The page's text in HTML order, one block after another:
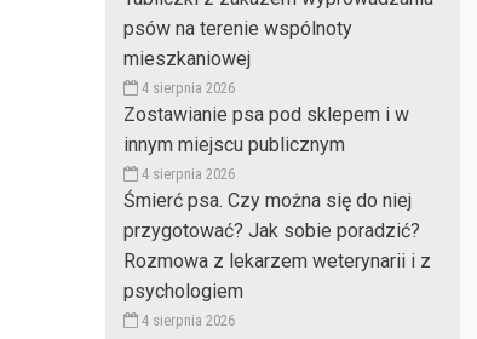
psów na terenie wspólnoty
mieszkaniowej
4 sierpnia 2026
Zostawianie psa pod sklepem i w
innym miejscu publicznym
4 sierpnia 2026
Śmierć psa. Czy można się do niej
przygotować? Jak sobie poradzić?
Rozmowa z lekarzem weterynarii i z
psychologiem
4 sierpnia 2026